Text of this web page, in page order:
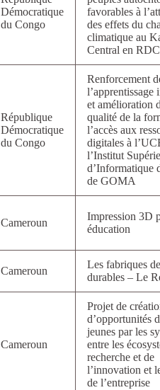
Démocratique
du Congo
favorables à
des effets du
climatique au
Central en RDC
République
Démocratique
du Congo
Renforcement
l’apprentissage
et amélioration
qualité de la
l’accès aux
digitales à
l’Institut
d’Informatique
de GOMA
Cameroun
Impression 3D
éducation
Cameroun
Les fabriques
durables – Le
Cameroun
Projet de
d’opportunités
jeunes par les
entre les
recherche et de
l’innovation et
de l’entreprise